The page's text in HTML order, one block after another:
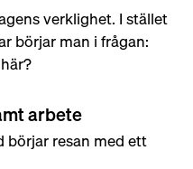
verklighet. I stället
börjar man i frågan:
arbete
börjar resan med ett